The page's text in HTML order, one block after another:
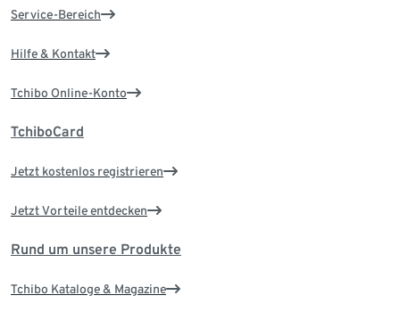
Service-Bereich
Hilfe & Kontakt
Tchibo Online-Konto
TchiboCard
Jetzt kostenlos registrieren
Jetzt Vorteile entdecken
Rund um unsere Produkte
Tchibo Kataloge & Magazine